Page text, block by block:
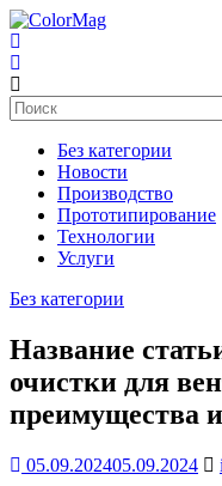
Перейти
к
содержимому
ColorMag
ColorMag
Без категории
Новости
Производство
Прототипирование
Технологии
Услуги
Без категории
Название
очистки для
преимущества
05.09.202405.09.2024